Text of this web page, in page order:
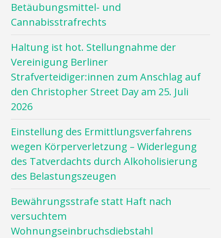
Betäubungsmittel- und
Cannabisstrafrechts
Haltung ist hot. Stellungnahme der
Vereinigung Berliner
Strafverteidiger:innen zum Anschlag auf
den Christopher Street Day am 25. Juli
2026
Einstellung des Ermittlungsverfahrens
wegen Körperverletzung – Widerlegung
des Tatverdachts durch Alkoholisierung
des Belastungszeugen
Bewährungsstrafe statt Haft nach
versuchtem
Wohnungseinbruchsdiebstahl